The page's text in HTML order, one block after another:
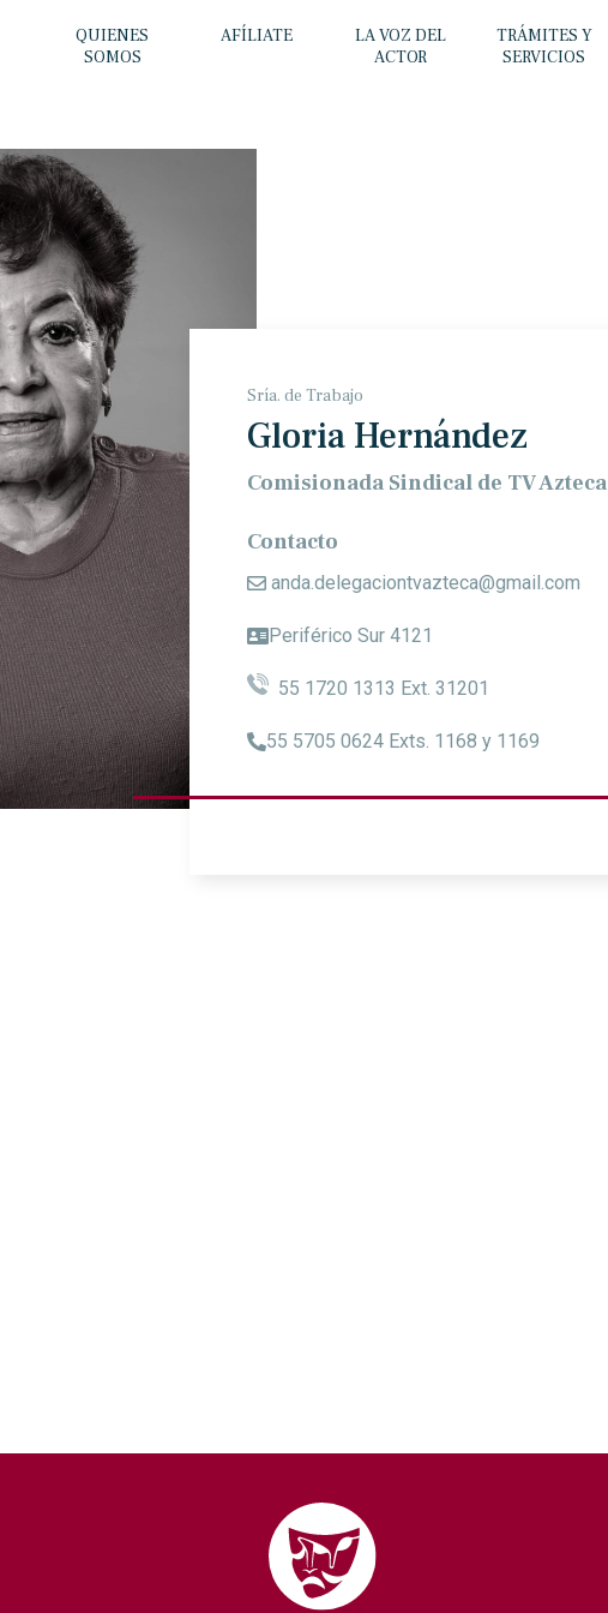
QUIENES
SOMOS
AFÍLIATE
LA VOZ DEL
ACTOR
TRÁMITES Y
SERVICIOS
Sría. de Trabajo
Gloria Hernández
Comisionada Sindical de TV Azteca
Contacto
anda.delegaciontvazteca@gmail.com
Periférico Sur 4121
55 1720 1313 Ext. 31201
55 5705 0624 Exts. 1168 y 1169